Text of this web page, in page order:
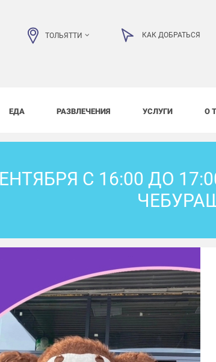
ТОЛЬЯТТИ КАК ДОБРАТЬСЯ
ЕДА РАЗВЛЕЧЕНИЯ УСЛУГИ О
С 16:00 ДО